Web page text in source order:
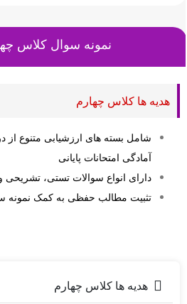
نمونه سوال کلاس
هدیه ها کلاس چهارم
شامل بسته های ارزشیابی متنوع از
آمادگی امتحانات پایانی
دارای انواع سوالات تستی،
تثبیت مطالب حفظی به کمک نمونه
هدیه ها کلاس چهارم